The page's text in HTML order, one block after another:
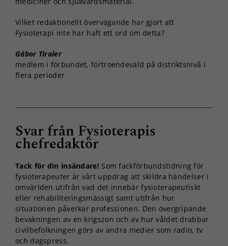
Vilket redaktionellt övervägande har gjort att
Fysioterapi inte har haft ett ord om detta?
Gábor Tiroler
medlem i förbundet, förtroendevald på distriktsnivå i
flera perioder
Svar från Fysioterapis
chefredaktör
Tack för din insändare! Som fackförbundstidning för
fysioterapeuter är vårt uppdrag att skildra händelser i
omvärlden utifrån vad det innebär fysioterapeutiskt
eller rehabiliteringsmässigt samt utifrån hur
situationen påverkar professionen. Den övergripande
bevakningen av en krigszon och av hur våldet drabbar
civilbefolkningen görs av andra medier som radio, tv
och dagspress.